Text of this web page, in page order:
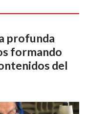
profunda
formando
del